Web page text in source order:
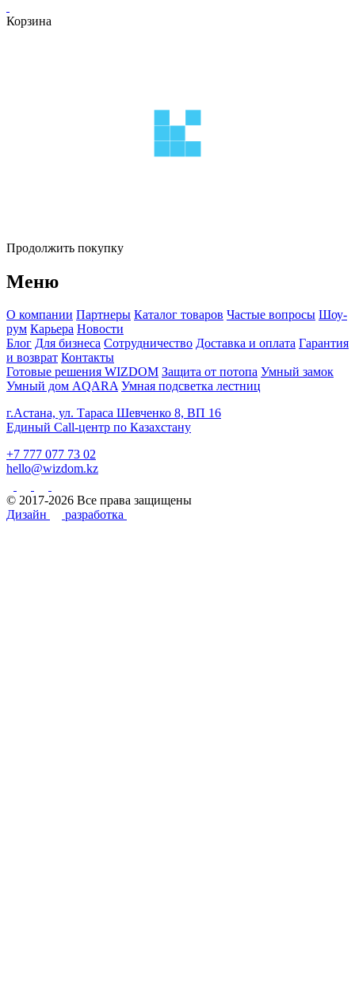
Корзина
Продолжить покупку
Меню
О компании Партнеры Каталог товаров Частые вопросы Шоу-
рум Карьера Новости
Блог Для бизнеса Сотрудничество Доставка и оплата Гарантия
и возврат Контакты
Готовые решения WIZDOM Защита от потопа Умный замок
Умный дом AQARA Умная подсветка лестниц
г.Астана, ул. Тараса Шевченко 8, ВП 16
Единый Call-центр по Казахстану
+7 777 077 73 02
hello@wizdom.kz
© 2017-2026 Все права защищены
Дизайн
разработка